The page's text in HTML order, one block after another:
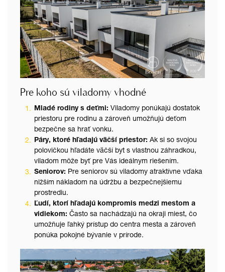
Pre koho sú viladomy vhodné
Mladé rodiny s deťmi: Viladomy ponúkajú dostatok
priestoru pre rodinu a zároveň umožňujú deťom
bezpečne sa hrať vonku.
Páry, ktoré hľadajú väčší priestor: Ak si so svojou
polovičkou hľadáte väčší byt s vlastnou záhradkou,
viladom môže byť pre Vás ideálnym riešením.
Seniorov: Pre seniorov sú viladomy atraktívne vďaka
nižším nákladom na údržbu a bezpečnejšiemu
prostrediu.
Ľudí, ktorí hľadajú kompromis medzi mestom a
vidiekom: Často sa nachádzajú na okraji miest, čo
umožňuje ľahký prístup do centra mesta a zároveň
ponúka pokojné bývanie v prírode.